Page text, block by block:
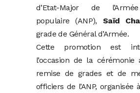
d’Etat-Major de
populaire (ANP), Saïd
grade de Général d’Armée.
Cette promotion est
l’occasion de la cérémonie
remise de grades et de
officiers de l’ANP, organisée